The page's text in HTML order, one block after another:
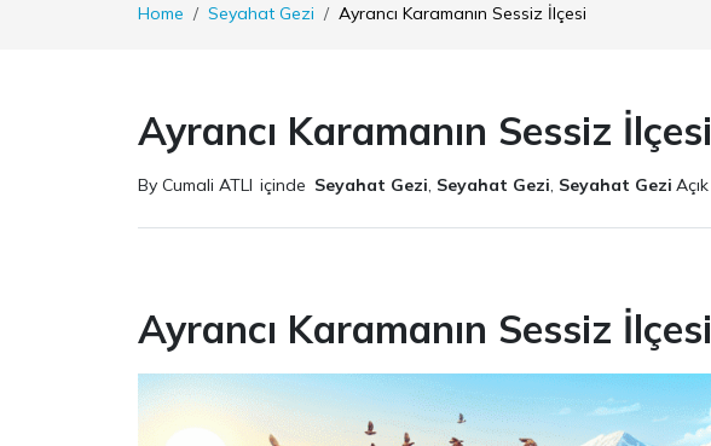
Home Seyahat Gezi Ayrancı Karamanın Sessiz İlçesi
Ayrancı Karamanın Sessiz İlçesi
By Cumali ATLI içinde Seyahat Gezi Seyahat Gezi Seyahat Gezi Açık
Ayrancı Karamanın Sessiz İlçesi